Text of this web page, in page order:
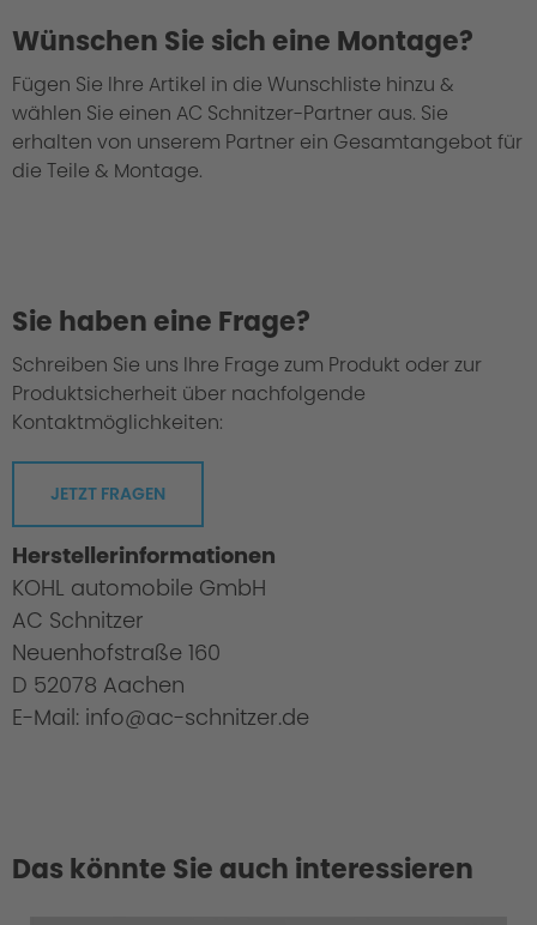
We take every suspension kit through the
"Green Hell".
Wünschen Sie sich eine Montage?
Fügen Sie Ihre Artikel in die Wunschliste hinzu &
wählen Sie einen AC Schnitzer-Partner aus. Sie
erhalten von unserem Partner ein Gesamtangebot für
die Teile & Montage.
Sie haben eine Frage?
Schreiben Sie uns Ihre Frage zum Produkt oder zur
Produktsicherheit über nachfolgende
Kontaktmöglichkeiten:
JETZT FRAGEN
Herstellerinformationen
KOHL automobile GmbH
AC Schnitzer
Neuenhofstraße 160
D 52078 Aachen
E-Mail: info@ac-schnitzer.de
Das könnte Sie auch interessieren